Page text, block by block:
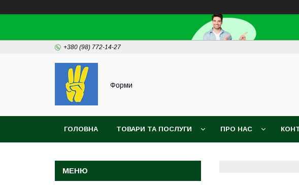
+380 (98) 772-14-27
Форми
ГОЛОВНА ТОВАРИ ТА ПОСЛУГИ ПРО НАС